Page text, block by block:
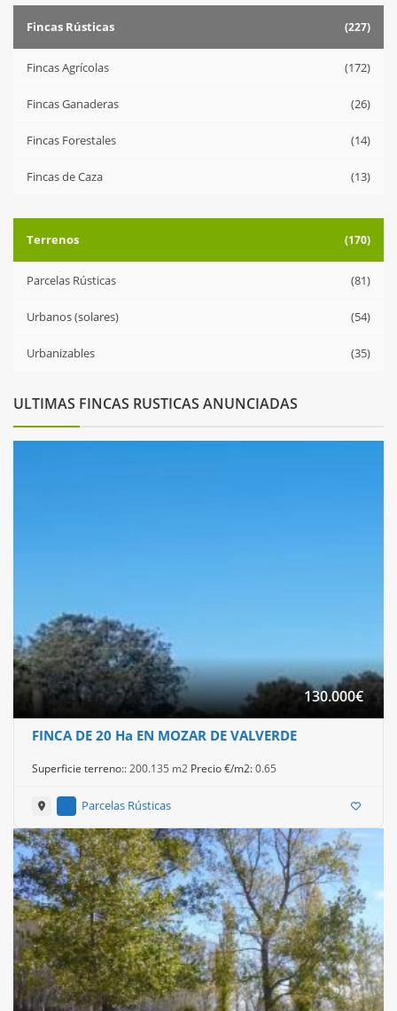
Fincas Rústicas (227)
Fincas Agrícolas (172)
Fincas Ganaderas (26)
Fincas Forestales (14)
Fincas de Caza (13)
Terrenos (170)
Parcelas Rústicas (81)
Urbanos (solares) (54)
Urbanizables (35)
ULTIMAS FINCAS RUSTICAS ANUNCIADAS
130.000€
FINCA DE 20 Ha EN MOZAR DE VALVERDE
Superficie terreno::200.135 m2 Precio €/m2:0.65
Parcelas Rústicas